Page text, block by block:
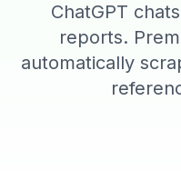
ChatGPT
reports.
automatically